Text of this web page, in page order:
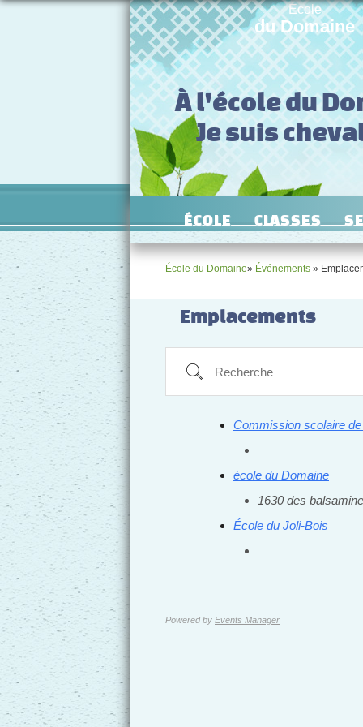
École
du Domaine
À l'école du
Je suis
ÉCOLE CLASSES
École du Domaine» Événements »
Emplacements
Recherche
Commission scolaire
école du Domaine
1630 des
École du Joli-Bois
Powered by Events Manager